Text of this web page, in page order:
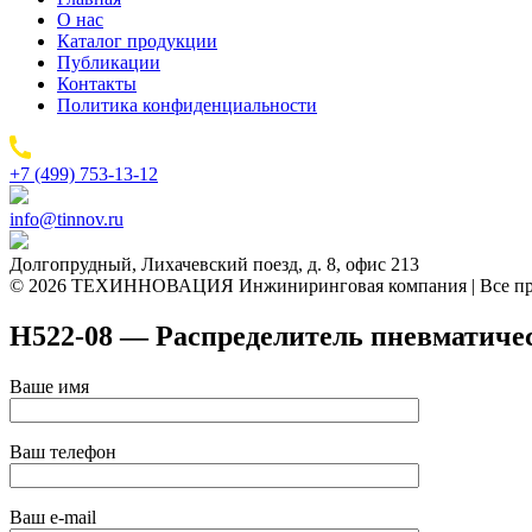
О нас
Каталог продукции
Публикации
Контакты
Политика конфиденциальности
+7 (499) 753-13-12
info@tinnov.ru
Долгопрудный, Лихачевский поезд, д. 8, офис 213
© 2026 ТЕХИННОВАЦИЯ Инжиниринговая компания | Все
H522-08 — Распределитель
Ваше имя
Ваш телефон
Ваш e-mail